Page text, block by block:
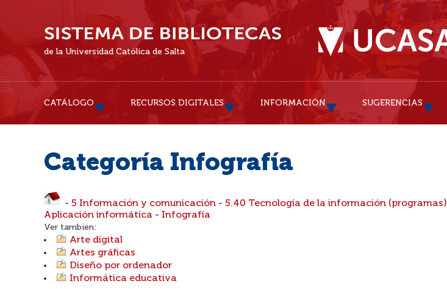
de la Universidad Católica de Salta
CATÁLOGO RECURSOS DIGITALES INFORMACIÓN SUGERENCIAS
Categoría Infografía
- 5 Información y comunicación - 5.40 Tecnología de la información (programas)
Aplicación informática - Infografía
Ver también:
Arte digital
Artes gráficas
Diseño por ordenador
Informática educativa